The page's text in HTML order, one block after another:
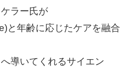
ラー氏が
と年齢に応じたケアを融合
導いてくれるサイエン